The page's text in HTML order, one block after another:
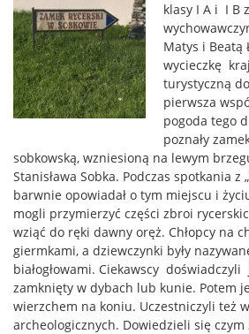
klasy I A i I B
Matys i Beatą
wycieczkę
turystyczną
pierwsza
pogoda tego
poznały
sobkowską, wzniesioną na lewym
Stanisława Sobka. Podczas spotkania z
barwnie opowiadał o tym miejscu i
mogli przymierzyć części zbroi
wziąć do ręki dawny oręż. Chłopcy na
giermkami, a dziewczynki były
białogłowami. Ciekawscy doświadczyli
zamknięty w dybach lub kunie. Potem
wierzchem na koniu. Uczestniczyli też
archeologicznych. Dowiedzieli się czym